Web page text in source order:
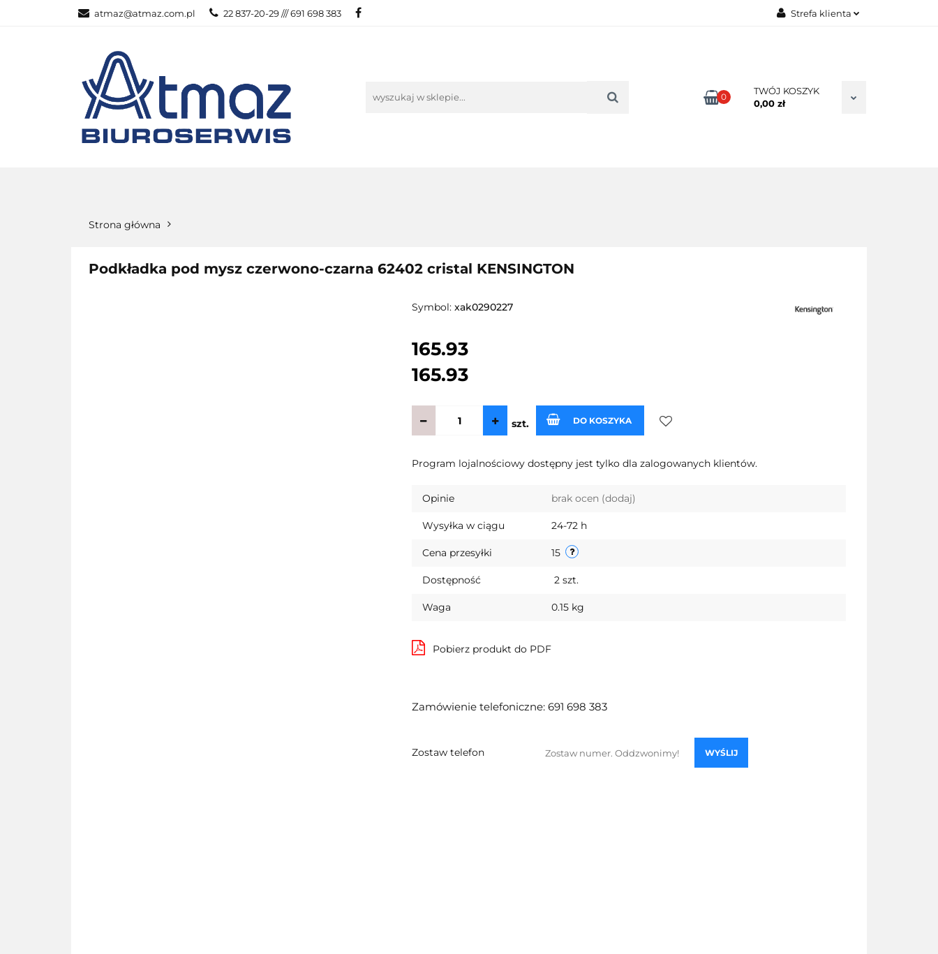
atmaz@atmaz.com.pl 22 837-20-29 /// 691 698 383 Strefa klienta
Dodaj zgłoszenie
0
TWÓJ KOSZYK
0,00 zł
Strona główna
Podkładka pod mysz czerwono-czarna 62402 cristal KENSINGTON
Symbol: xak0290227
165.93
165.93
szt. DO KOSZYKA
Program lojalnościowy dostępny jest tylko dla zalogowanych klientów.
Opinie brak ocen (dodaj)
Wysyłka w ciągu 24-72 h
Cena przesyłki 15
Dostępność 2 szt.
Waga 0.15 kg
Pobierz produkt do PDF
Zamówienie telefoniczne: 691 698 383
Zostaw telefon WYŚLIJ